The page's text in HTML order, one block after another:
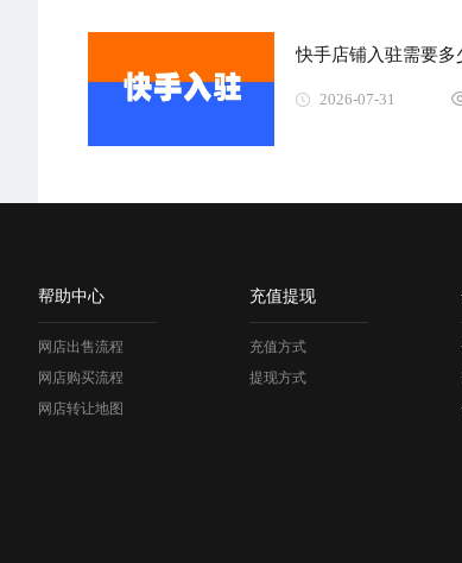
快手店铺入驻需要多
2026-07-31
帮助中心
网店出售流程
网店购买流程
网店转让地图
充值提现
充值方式
提现方式